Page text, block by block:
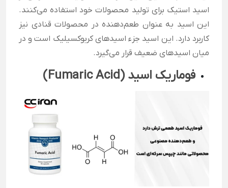
اسید استیک برای تولید محصولات خود استفاده می‌کنند.
این اسید به عنوان طعم‌دهنده در محصولات قنادی نیز
کاربرد دارد. این اسید جزء اسیدهای کربوکسیلیک است و در
میان اسیدهای ضعیف قرار می‌گیرد.
فوماریک اسید (Fumaric Acid
)